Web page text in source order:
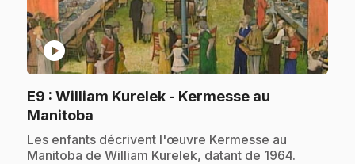
play_circle
E9 : William Kurelek - Kermesse au
Manitoba
.Les enfants décrivent l'œuvre Kermesse au
Manitoba de William Kurelek, datant de 1964.